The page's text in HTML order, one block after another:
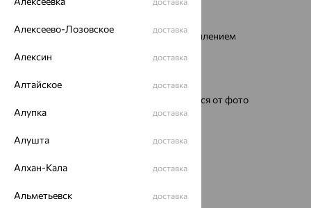
Металл:Серебро
Стекло:минеральное с сапфировым напылением
Тип механизма:
Для кого:женские
Цвет и фактура могут отличаться от фото
Вес металла:
Бренд:НИКА
Модель:
Для кого:Женские
Алексеево-Лозовское доставка
Алексин доставка
Алтайское доставка
Алупка доставка
Алушта доставка
Алхан-Кала доставка
Альметьевск доставка